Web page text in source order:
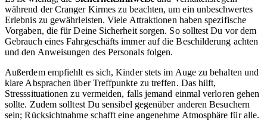
während der Cranger Kirmes zu beachten, um ein unbeschwertes
Erlebnis zu gewährleisten. Viele Attraktionen haben spezifische
Vorgaben, die für Deine Sicherheit sorgen. So solltest Du vor dem
Gebrauch eines Fahrgeschäfts immer auf die Beschilderung achten
und den Anweisungen des Personals folgen.
Außerdem empfiehlt es sich, Kinder stets im Auge zu behalten und
klare Absprachen über Treffpunkte zu treffen. Das hilft,
Stresssituationen zu vermeiden, falls jemand einmal verloren gehen
sollte. Zudem solltest Du sensibel gegenüber anderen Besuchern
sein; Rücksichtnahme schafft eine angenehme Atmosphäre für alle.